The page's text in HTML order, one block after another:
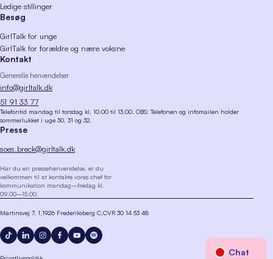
Ledige stillinger
Besøg
GirlTalk for unge
GirlTalk for forældre og nære voksne
Kontakt
Generelle henvendelser
info@girltalk.dk
51 91 33 77
Telefontid mandag til torsdag kl. 10.00 til 13.00. OBS: Telefonen og infomailen holder
sommerlukket i uge 30, 31 og 32.
Presse
soes.breck@girltalk.dk
Har du en pressehenvendelse, er du
velkommen til at kontakte vores chef for
kommunikation mandag–fredag kl.
09.00–15.00.
Martinsvej 7, 1 1926 Frederiksberg C CVR 30 14 53 48